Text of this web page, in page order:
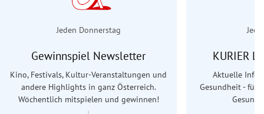
Jeden Donnerstag
Gewinnspiel Newsletter
Kino, Festivals, Kultur-Veranstaltungen und
andere Highlights in ganz Österreich.
Wöchentlich mitspielen und gewinnen!
KURIER
Aktuelle
Gesundheit - für